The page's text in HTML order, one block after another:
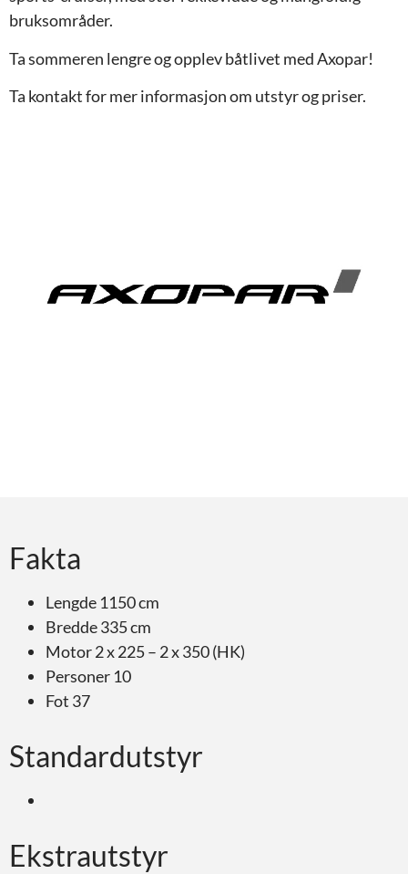
bruksområder.
Ta sommeren lengre og opplev båtlivet med Axopar!
Ta kontakt for mer informasjon om utstyr og priser.
Fakta
Lengde 1150 cm
Bredde 335 cm
Motor 2 x 225 – 2 x 350 (HK)
Personer 10
Fot 37
Standardutstyr
Ekstrautstyr